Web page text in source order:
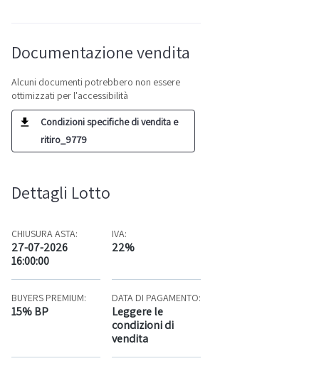
Documentazione vendita
Alcuni documenti potrebbero non essere
ottimizzati per l'accessibilità
Condizioni specifiche di vendita e
ritiro_9779
Dettagli Lotto
CHIUSURA ASTA:
27-07-2026
16:00:00
IVA:
22%
BUYERS PREMIUM:
15% BP
DATA DI PAGAMENTO:
Leggere le
condizioni di
vendita